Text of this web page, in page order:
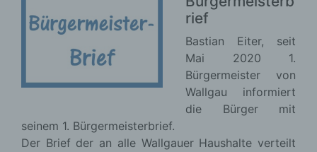
rief
Bastian Eiter, seit
Mai 2020 1.
Bürgermeister von
Wallgau informiert
die Bürger mit
seinem 1. Bürgermeisterbrief.
Der Brief der an alle Wallgauer Haushalte verteilt